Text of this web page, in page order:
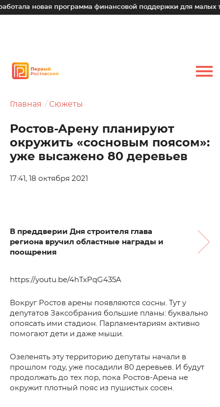
новая программа финансовой поддержки для малых
Главная Сюжеты
Ростов-Арену планируют
окружить «сосновым поясом»:
уже высажено 80 деревьев
17:41, 18 октября 2021
В преддверии Дня строителя глава
региона вручил областные награды и
поощрения
https://youtu.be/4hTxPqG435A
Вокруг Ростов арены появляются сосны. Тут у
депутатов Заксобрания большие планы: буквально
опоясать ими стадион. Парламентариям активно
помогают дети и даже мыши.
Озеленять эту территорию депутаты начали в
прошлом году, уже посадили 80 деревьев. И будут
продолжать до тех пор, пока Ростов-Арена не
окружит плотный пояс из пушистых сосен.